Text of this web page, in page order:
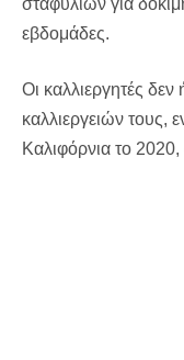
εβδομάδες.
Οι καλλιεργητές
καλλιεργειών τους,
Καλιφόρνια το